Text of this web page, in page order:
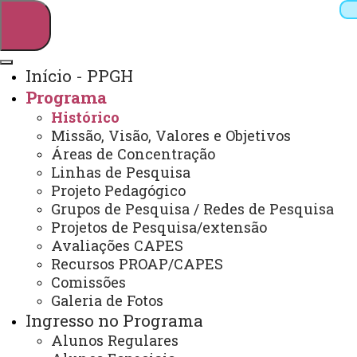
Webmail Sistemas
Arquivo Virtual
Campus
Início - PPGH
Programa
Histórico
Missão, Visão, Valores e Objetivos
Áreas de Concentração
Linhas de Pesquisa
Projeto Pedagógico
Grupos de Pesquisa / Redes de Pesquisa
Projetos de Pesquisa/extensão
Avaliações CAPES
Recursos PROAP/CAPES
Comissões
Galeria de Fotos
Ingresso no Programa
Alunos Regulares
Mestrado e Doutorado em História